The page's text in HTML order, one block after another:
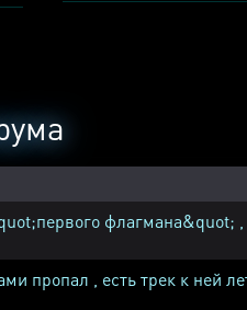
флагмана&quot; ,
пропал , есть трек к ней